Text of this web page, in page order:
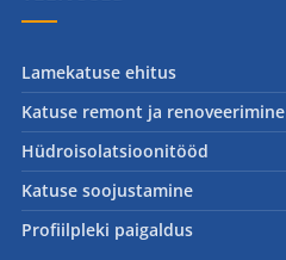
Lamekatuse ehitus
Katuse remont ja renoveerimine
Hüdroisolatsioonitööd
Katuse soojustamine
Profiilpleki paigaldus